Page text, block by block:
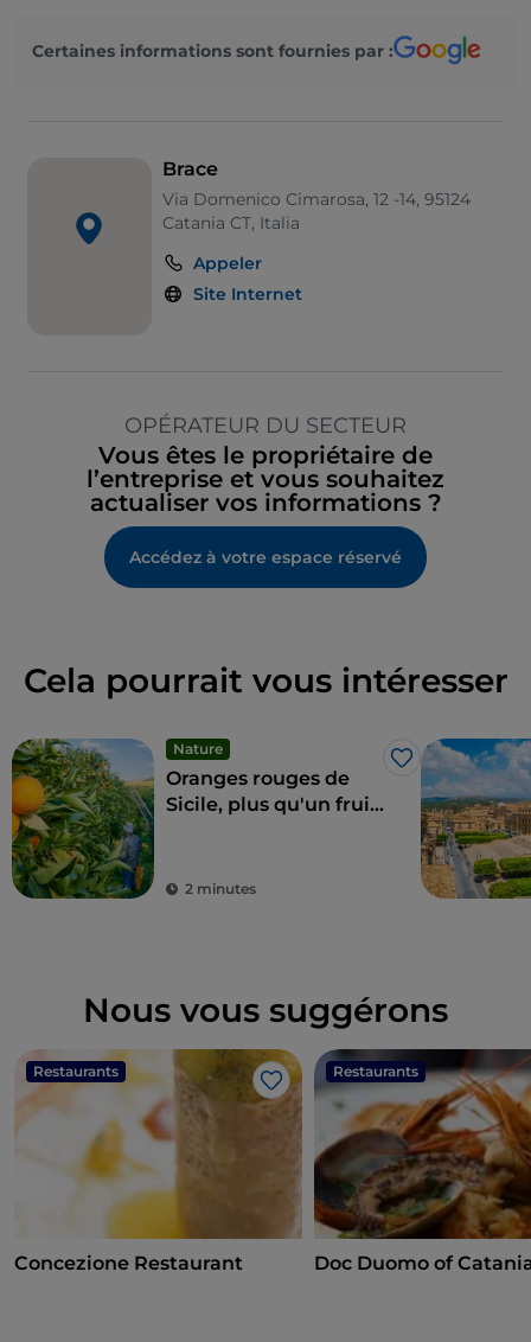
On parle anglais
Espace fumeurs
Sodexo
Certaines informations sont fournies par :
Brace
Via Domenico Cimarosa, 12 -14, 95124
Catania CT, Italia
Appeler
Site Internet
OPÉRATEUR DU SECTEUR
Vous êtes le propriétaire de
l’entreprise et vous souhaitez
actualiser vos informations ?
Accédez à votre espace réservé
Cela pourrait vous intéresser
Nature
J’aime
Oranges rouges de
Sicile, plus qu'un fruit
2 minutes
Nous vous suggérons
Restaurants
J’aime
Concezione Restaurant
Restaurants
Doc Duomo of